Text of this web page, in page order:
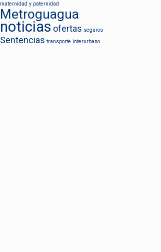
maternidad y paternidad
Metroguagua
noticias ofertas seguros
Sentencias transporte interurbano